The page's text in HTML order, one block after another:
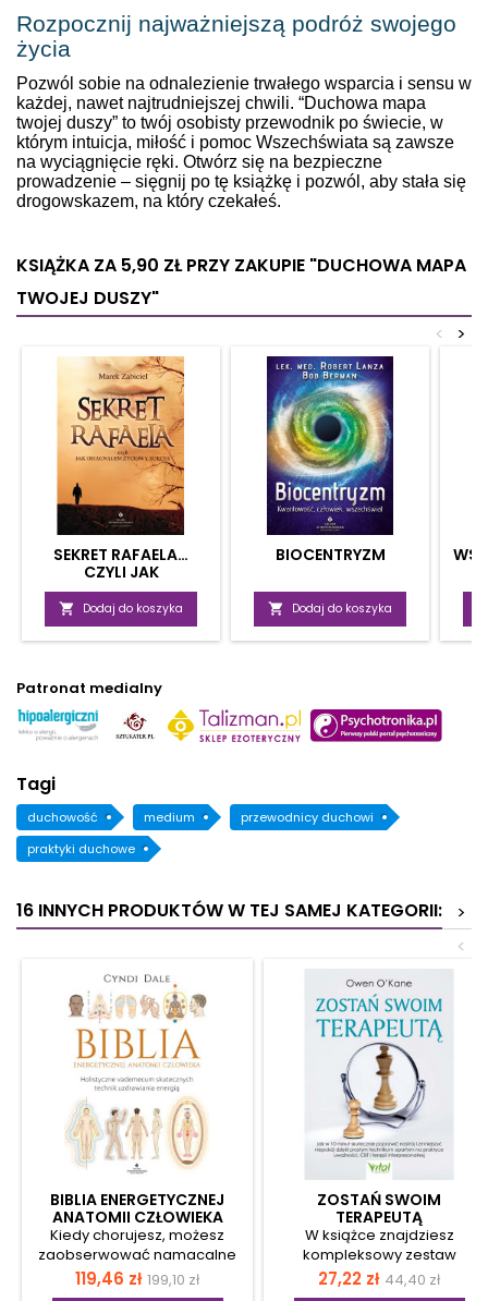
Rozpocznij najważniejszą podróż swojego
życia
Pozwól sobie na odnalezienie trwałego wsparcia i sensu w
każdej, nawet najtrudniejszej chwili. “Duchowa mapa
twojej duszy” to twój osobisty przewodnik po świecie, w
którym intuicja, miłość i pomoc Wszechświata są zawsze
na wyciągnięcie ręki. Otwórz się na bezpieczne
prowadzenie – sięgnij po tę książkę i pozwól, aby stała się
drogowskazem, na który czekałeś.
KSIĄŻKA ZA 5,90 ZŁPRZY ZAKUPIE "DUCHOWA MAPA
TWOJEJ DUSZY"
>
<
SEKRET RAFAELA…
CZYLI JAK
OSIĄGNĄŁEM ŻYCIOWY
SUKCES
 Dodaj do koszyka
BIOCENTRYZM
 Dodaj do koszyka
Patronat medialny
Tagi
duchowość medium
przewodnicy duchowi
praktyki duchowe
16 INNYCH PRODUKTÓW W TEJ SAMEJ KATEGORII:
>
<
BIBLIA ENERGETYCZNEJ
ANATOMII CZŁOWIEKA
Kiedy chorujesz, możesz
zaobserwować namacalne
objawy choroby – ból, brak
apetytu, zmęczenie, wysypkę
Cena
119,46 zł Cena
199,10 zł
ZOSTAŃ SWOIM
TERAPEUTĄ
W książce znajdziesz
kompleksowy zestaw
ćwiczeń terapeutycznych,
które Autor oparł na
Cena
27,22 zł Cena
44,40 zł